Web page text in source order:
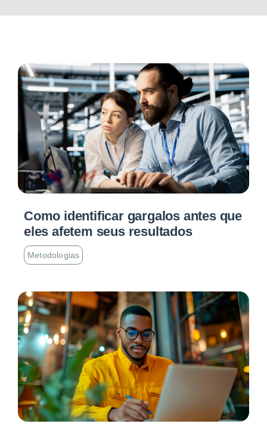
Como identificar gargalos antes que
eles afetem seus resultados
Metodologias